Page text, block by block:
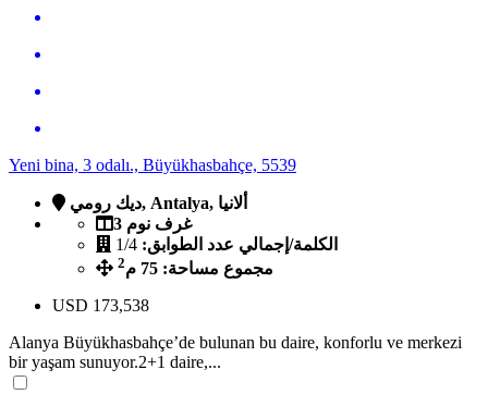
Yeni bina, 3 odalı., Büyükhasbahçe, 5539
ديك رومي, Antalya, ألانيا
3 غرف نوم
الكلمة/إجمالي عدد الطوابق: 1/4
مجموع مساحة: 75 م
2
USD 173,538
Alanya Büyükhasbahçe’de bulunan bu daire, konforlu ve merkezi
bir yaşam sunuyor.2+1 daire,...